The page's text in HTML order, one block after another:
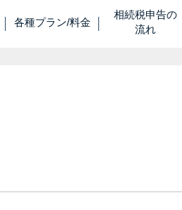
各種プラン/料金
相続税申告の
流れ